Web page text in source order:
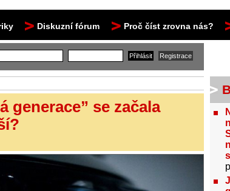
Diskuzní fórum Proč číst zrovna nás?
generace” se začala